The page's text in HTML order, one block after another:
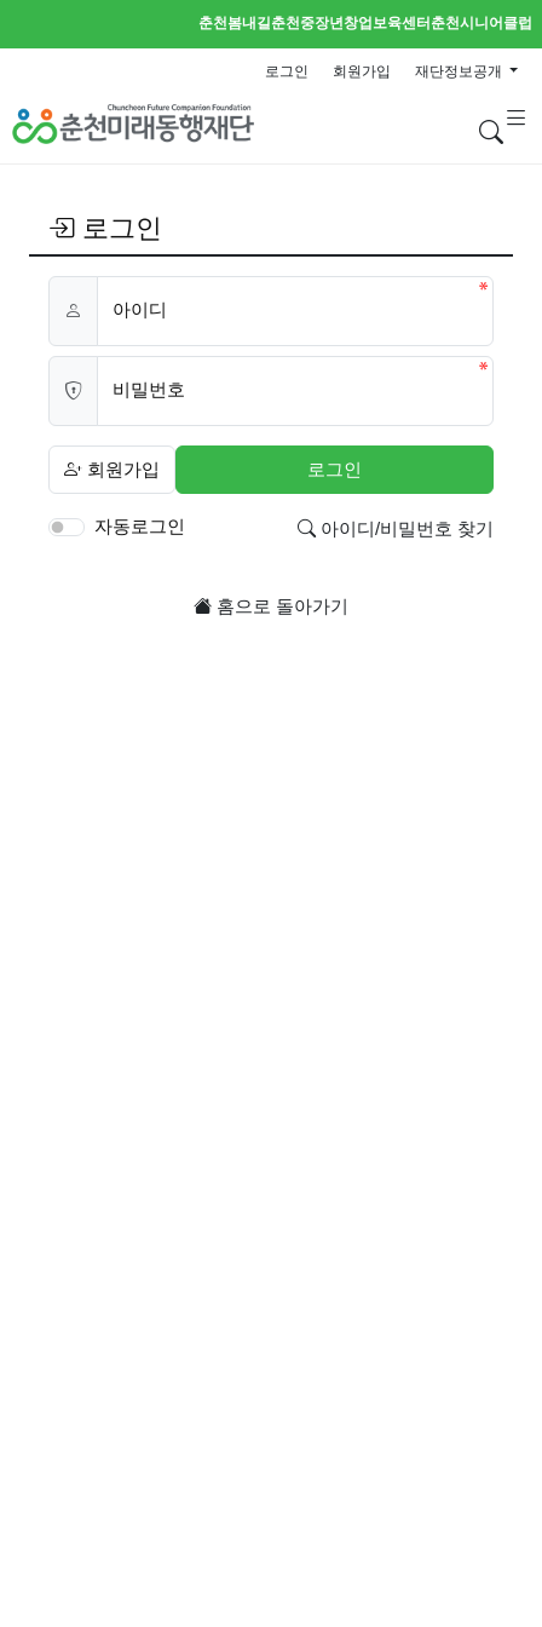
춘천봄내길춘천중장년창업보육센터 춘천시니어클럽
로그인 회원가입 재단정보공개
검
로그인
아이디
비밀번호
회원가입 로그인
자동로그인 아이디/비밀번호 찾기
홈으로 돌아가기